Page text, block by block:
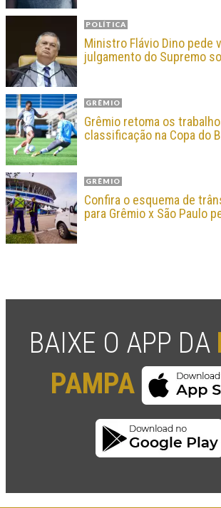
POLÍTICA
Ministro Flávio Dino pede
julgamento do Supremo
GRÊMIO
Grêmio retoma os
classificação na Copa do
GRÊMIO
Confira o esquema de
para Grêmio x São Paulo
BAIXE O APP DA
PAMPA